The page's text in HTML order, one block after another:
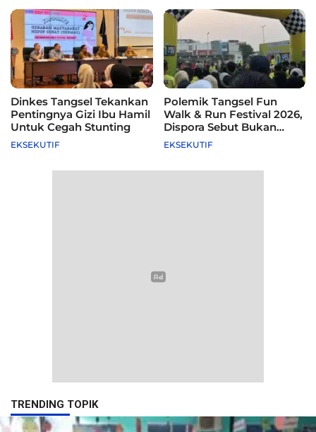
Dinkes Tangsel Tekankan
Pentingnya Gizi Ibu Hamil
Untuk Cegah Stunting
EKSEKUTIF
Polemik Tangsel Fun
Walk & Run Festival 2026,
Dispora Sebut Bukan
Agenda Pemkot
EKSEKUTIF
TRENDING TOPIK